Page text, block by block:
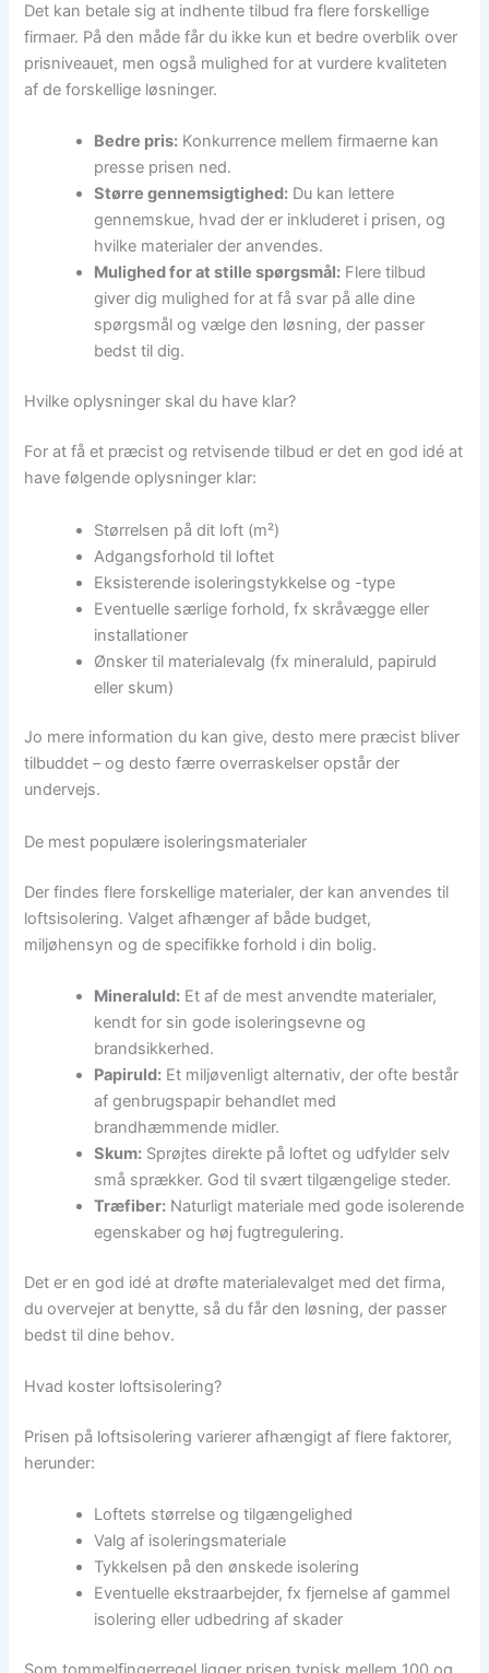
Det kan betale sig at indhente tilbud fra flere forskellige
firmaer. På den måde får du ikke kun et bedre overblik over
prisniveauet, men også mulighed for at vurdere kvaliteten
af de forskellige løsninger.
Bedre pris: Konkurrence mellem firmaerne kan
presse prisen ned.
Større gennemsigtighed: Du kan lettere
gennemskue, hvad der er inkluderet i prisen, og
hvilke materialer der anvendes.
Mulighed for at stille spørgsmål: Flere tilbud
giver dig mulighed for at få svar på alle dine
spørgsmål og vælge den løsning, der passer
bedst til dig.
Hvilke oplysninger skal du have klar?
For at få et præcist og retvisende tilbud er det en god idé at
have følgende oplysninger klar:
Størrelsen på dit loft (m²)
Adgangsforhold til loftet
Eksisterende isoleringstykkelse og -type
Eventuelle særlige forhold, fx skråvægge eller
installationer
Ønsker til materialevalg (fx mineraluld, papiruld
eller skum)
Jo mere information du kan give, desto mere præcist bliver
tilbuddet – og desto færre overraskelser opstår der
undervejs.
De mest populære isoleringsmaterialer
Der findes flere forskellige materialer, der kan anvendes til
loftsisolering. Valget afhænger af både budget,
miljøhensyn og de specifikke forhold i din bolig.
Mineraluld: Et af de mest anvendte materialer,
kendt for sin gode isoleringsevne og
brandsikkerhed.
Papiruld: Et miljøvenligt alternativ, der ofte består
af genbrugspapir behandlet med
brandhæmmende midler.
Skum: Sprøjtes direkte på loftet og udfylder selv
små sprækker. God til svært tilgængelige steder.
Træfiber: Naturligt materiale med gode isolerende
egenskaber og høj fugtregulering.
Det er en god idé at drøfte materialevalget med det firma,
du overvejer at benytte, så du får den løsning, der passer
bedst til dine behov.
Hvad koster loftsisolering?
Prisen på loftsisolering varierer afhængigt af flere faktorer,
herunder:
Loftets størrelse og tilgængelighed
Valg af isoleringsmateriale
Tykkelsen på den ønskede isolering
Eventuelle ekstraarbejder, fx fjernelse af gammel
isolering eller udbedring af skader